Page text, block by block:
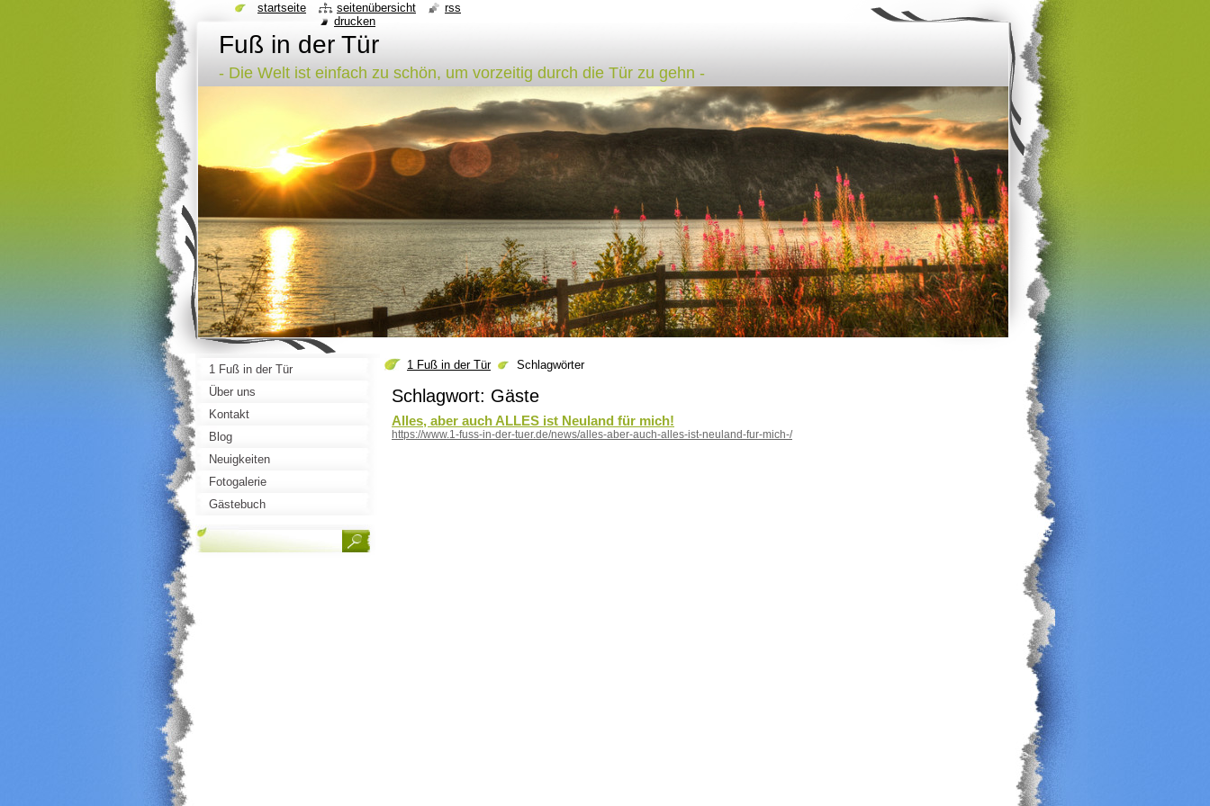
Fuß in der Tür
- Die Welt ist einfach zu schön, um vorzeitig durch die Tür zu gehn -
1 Fuß in der Tür Schlagwörter
Schlagwort: Gäste
Alles, aber auch ALLES ist Neuland für mich!
https://www.1-fuss-in-der-tuer.de/news/alles-aber-auch-alles-ist-neuland-fur-mich-/
1 Fuß in der Tür
Über uns
Kontakt
Blog
Neuigkeiten
Fotogalerie
Gästebuch
startseite seitenübersicht
rss
drucken